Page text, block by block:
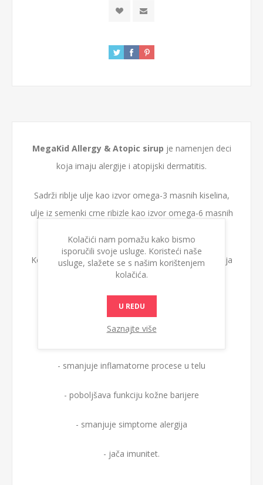
MegaKid Allergy & Atopic sirup je namenjen deci
koja imaju alergije i atopijski dermatitis.
Sadrži riblje ulje kao izvor omega-3 masnih kiselina,
ulje iz semenki crne ribizle kao izvor omega-6 masnih
Koristi se kod alergija i atopijskog dermatitisa, stanja
koja se manifestuju svrabom i upalom kože.
Korisna dejstva proizvoda:
- smanjuje inflamatorne procese u telu
- poboljšava funkciju kožne barijere
- smanjuje simptome alergija
- jača imunitet.
Kolačići nam pomažu kako bismo
isporučili svoje usluge. Koristeći naše
usluge, slažete se s našim korištenjem
kolačića.
U REDU
Saznajte više